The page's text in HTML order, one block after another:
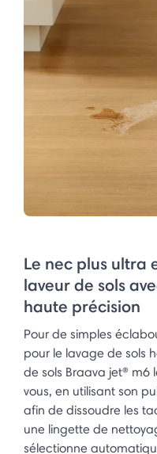
Le nec plus ultra
laveur de sols
haute précision
Pour de simples
pour le lavage de sols
de sols Braava jet® m6
vous, en utilisant son
afin de dissoudre les
une lingette de
sélectionne